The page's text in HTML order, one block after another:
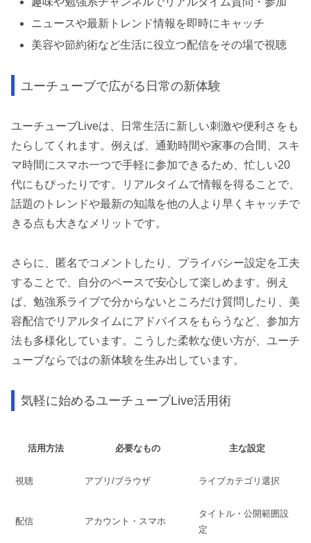
ニュースや最新トレンド情報を即時にキャッチ
美容や節約術など生活に役立つ配信をその場で視聴
ユーチューブで広がる日常の新体験
ユーチューブLiveは、日常生活に新しい刺激や便利さをも
たらしてくれます。例えば、通勤時間や家事の合間、スキ
マ時間にスマホ一つで手軽に参加できるため、忙しい20
代にもぴったりです。リアルタイムで情報を得ることで、
話題のトレンドや最新の知識を他の人より早くキャッチで
きる点も大きなメリットです。
さらに、匿名でコメントしたり、プライバシー設定を工夫
することで、自分のペースで安心して楽しめます。例え
ば、勉強系ライブで分からないところだけ質問したり、美
容配信でリアルタイムにアドバイスをもらうなど、参加方
法も多様化しています。こうした柔軟な使い方が、ユーチ
ューブならではの新体験を生み出しています。
気軽に始めるユーチューブLive活用術
活用方法 必要なもの 主な設定
視聴 アプリ/ブラウザ ライブカテゴリ選択
配信 アカウント・スマホ
タイトル・公開範囲設
定